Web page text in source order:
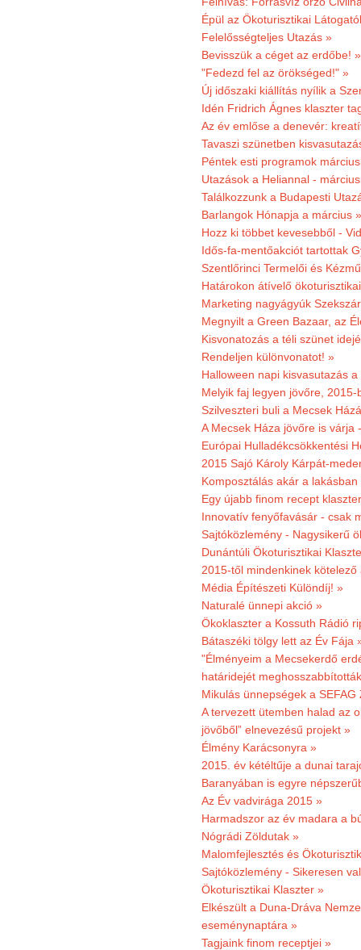
Épül az Ökoturisztikai
Felelősségteljes Utazás »
Bevisszük a céget az erdőbe! »
"Fedezd fel az örökséged!" »
Új időszaki kiállítás nyílik a
Idén Fridrich Ágnes klaszter
Az év emlőse a denevér:
Tavaszi szünetben
Péntek esti programok
Utazások a Heliannal -
Találkozzunk a Budapesti
Barlangok Hónapja a március »
Hozz ki többet kevesebből -
Idős-fa-mentőakciót tartottak
Szentlőrinci Termelői és
Határokon átívelő
Marketing nagyágyúk
Megnyilt a Green Bazaar, az
Kisvonatozás a téli szünet
Rendeljen különvonatot! »
Halloween napi kisvasutazás
Melyik faj legyen jövőre,
Szilveszteri buli a Mecsek
A Mecsek Háza jövőre is várja
Európai Hulladékcsökkentési
2015 Sajó Károly Kárpát-
Komposztálás akár a lakásban
Egy újabb finom recept
Innovatív fenyőfavásár - csak
Sajtóközlemény - Nagysikerű
Dunántúli Ökoturisztikai
2015-től mindenkinek
Média Építészeti Különdíj! »
Naturalé ünnepi akció »
Ökoklaszter a Kossuth Rádió
Bátaszéki tölgy lett az Év Fája
"Élményeim a Mecsekerdő
határidejét
Mikulás ünnepségek a SEFAG
A tervezett ütemben halad az
jövőből” elnevezésű projekt »
Élmény Karácsonyra »
2015. év kétéltűje a dunai
Baranyában is egyre
Az Év vadvirága 2015 »
Harmadszor az év madara a
Nógrádi Zöldutak »
Malomfejlesztés és
Sajtóközlemény - Sikeresen
Ökoturisztikai Klaszter »
Elkészült a Duna-Dráva
eseménynaptára »
Tagjaink finom receptjei »